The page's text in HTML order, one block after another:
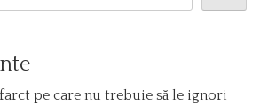
pe care nu trebuie să le ignori